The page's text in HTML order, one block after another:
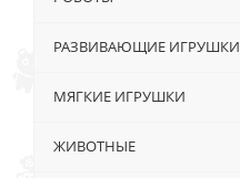
РАЗВИВАЮЩИЕ ИГРУШКИ
МЯГКИЕ ИГРУШКИ
ЖИВОТНЫЕ